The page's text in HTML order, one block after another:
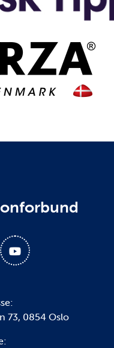
73, 0854 Oslo